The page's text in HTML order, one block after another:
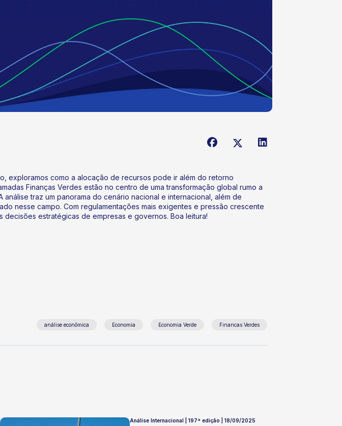
exploramos como a alocação de recursos pode ir além do retorno
Finanças Verdes estão no centro de uma transformação global rumo a
traz um panorama do cenário nacional e internacional, além de
nesse campo. Com regulamentações mais exigentes e pressão crescente
estratégicas de empresas e governos. Boa leitura!
análise econômica Economia Economia Verde Financas Verdes
Análise Internacional | 197ª edição | 18/09/2025